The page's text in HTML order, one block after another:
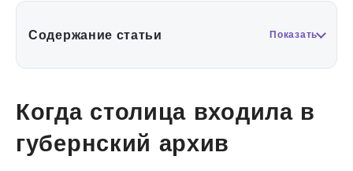
Содержание статьи Показать
Когда столица входила в
губернский архив